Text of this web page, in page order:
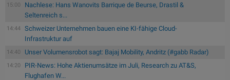
15:00
Nachlese: Hans Wanovits Barrique de Beurse, Drastil &
Seltenreich s...
14:44
Schweizer Unternehmen bauen eine KI-fähige Cloud-
Infrastruktur auf
14:40 Unser Volumensrobot sagt: Bajaj Mobility, Andritz (#gabb Radar)
14:20
PIR-News: Hohe Aktienumsätze im Juli, Research zu AT&S,
Flughafen W...